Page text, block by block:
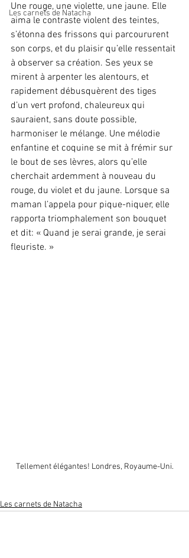
Les carnets de Natacha
Une rouge, une violette, une jaune. Elle
aima le contraste violent des teintes,
s’étonna des frissons qui parcoururent
son corps, et du plaisir qu’elle ressentait
à observer sa création. Ses yeux se
mirent à arpenter les alentours, et
rapidement débusquèrent des tiges
d’un vert profond, chaleureux qui
sauraient, sans doute possible,
harmoniser le mélange. Une mélodie
enfantine et coquine se mit à frémir sur
le bout de ses lèvres, alors qu’elle
cherchait ardemment à nouveau du
rouge, du violet et du jaune. Lorsque sa
maman l’appela pour pique-niquer, elle
rapporta triomphalement son bouquet
et dit: « Quand je serai grande, je serai
fleuriste. »
Tellement élégantes! Londres, Royaume-Uni.
Les carnets de Natacha